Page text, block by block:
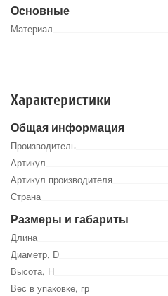
Основные
Материал
Характеристики
Общая информация
Производитель
Артикул
Артикул производителя
Страна
Размеры и габариты
Длина
Диаметр, D
Высота, Н
Вес в упаковке, гр